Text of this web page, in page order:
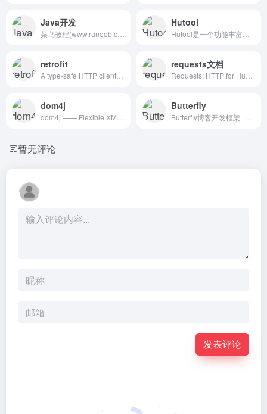
Java开发 Hutool
retrofit requests文档
dom4j Butterfly
暂无评论
发表评论